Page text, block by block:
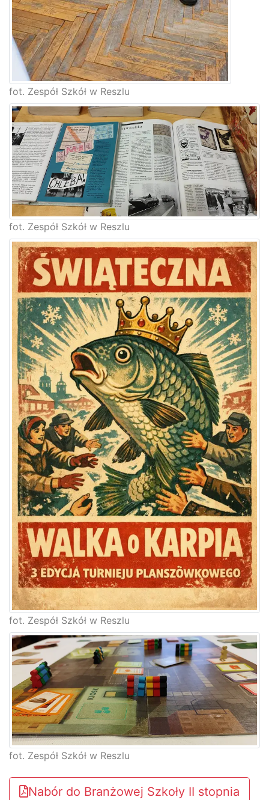
fot. Zespół Szkół w Reszlu
fot. Zespół Szkół w Reszlu
fot. Zespół Szkół w Reszlu
fot. Zespół Szkół w Reszlu
Nabór do Branżowej Szkoły II stopnia